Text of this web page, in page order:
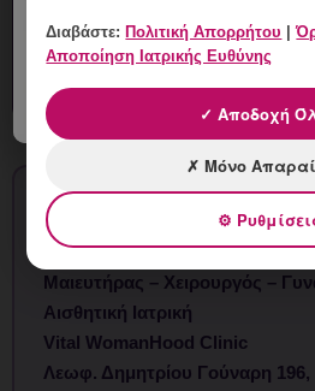
Δρ. Ιωάννης Κ.
Μαιευτήρας – Χειρουργός –
Αισθητική Ιατρική
Vital WomanHood Clinic
Λεωφ. Δημητρίου Γούναρη
Διαβάστε:Πολιτική Απορρήτου |
Αποποίηση Ιατρικής Ευθύνης
✓ Αποδοχή
✗ Μόνο
⚙